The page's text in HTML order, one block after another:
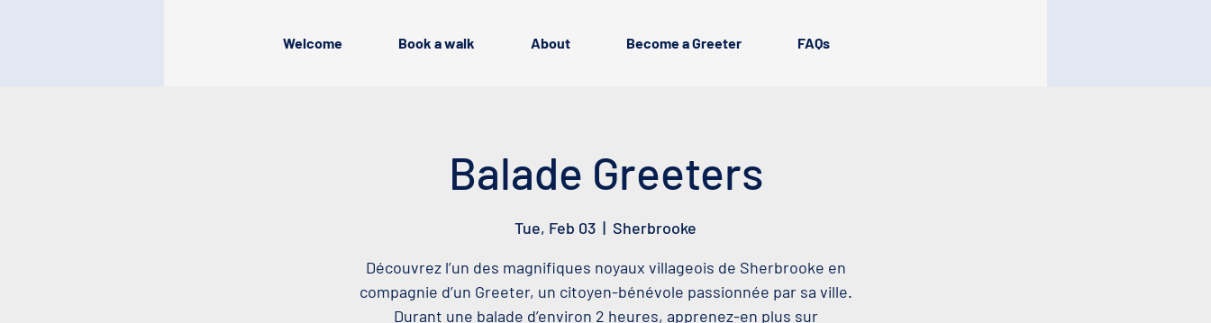
Welcome Book a walk About Become a Greeter FAQs
Balade Greeters
Tue, Feb 03
  |
Sherbrooke
Découvrez l’un des magnifiques noyaux villageois de Sherbrooke en
compagnie d’un Greeter, un citoyen-bénévole passionnée par sa ville.
Durant une balade d’environ 2 heures, apprenez-en plus sur